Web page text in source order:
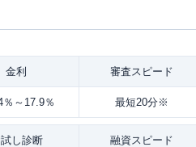
金利 審査スピード
％～17.9％ 最短20分※
し診断 融資スピード